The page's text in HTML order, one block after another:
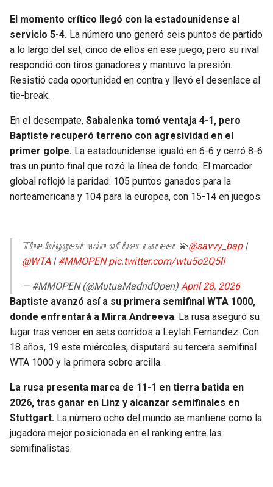
El momento crítico llegó con la estadounidense al
servicio 5-4. La número uno generó seis puntos de partido
a lo largo del set, cinco de ellos en ese juego, pero su rival
respondió con tiros ganadores y mantuvo la presión.
Resistió cada oportunidad en contra y llevó el desenlace al
tie-break.
En el desempate, Sabalenka tomó ventaja 4-1, pero
Baptiste recuperó terreno con agresividad en el
primer golpe. La estadounidense igualó en 6-6 y cerró 8-6
tras un punto final que rozó la línea de fondo. El marcador
global reflejó la paridad: 105 puntos ganados para la
norteamericana y 104 para la europea, con 15-14 en juegos.
𝕋𝕙𝕖 𝕓𝕚𝕘𝕘𝕖𝕤𝕥 𝕨𝕚𝕟 𝕠𝕗 𝕙𝕖𝕣 𝕔𝕒𝕣𝕖𝕖𝕣 💫@savvy_bap|
@WTA|#MMOPEN pic.twitter.com/wtu5o2Q5lI
— #MMOPEN (@MutuaMadridOpen) April 28, 2026
Baptiste avanzó así a su primera semifinal WTA 1000,
donde enfrentará a Mirra Andreeva. La rusa aseguró su
lugar tras vencer en sets corridos a Leylah Fernandez. Con
18 años, 19 este miércoles, disputará su tercera semifinal
WTA 1000 y la primera sobre arcilla.
La rusa presenta marca de 11-1 en tierra batida en
2026, tras ganar en Linz y alcanzar semifinales en
Stuttgart. La número ocho del mundo se mantiene como la
jugadora mejor posicionada en el ranking entre las
semifinalistas.